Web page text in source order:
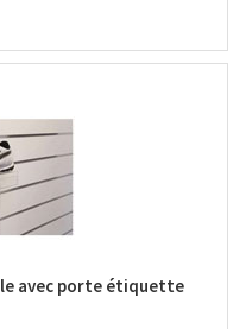
avec porte étiquette